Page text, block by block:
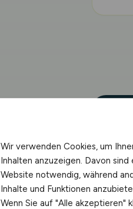
🌱
Wir verwenden Cookies, um
Inhalten anzuzeigen. Davon
Website notwendig, während
Inhalte und Funktionen
Wenn Sie auf "Alle akzeptieren"